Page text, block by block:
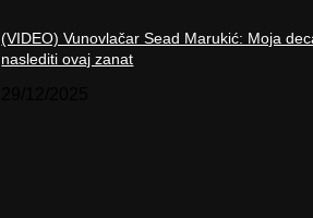
(VIDEO) Vunovlačar Sead Marukić: Moja
naslediti ovaj zanat